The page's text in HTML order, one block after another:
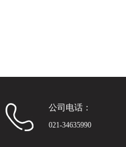
公司电话：
021-34635990